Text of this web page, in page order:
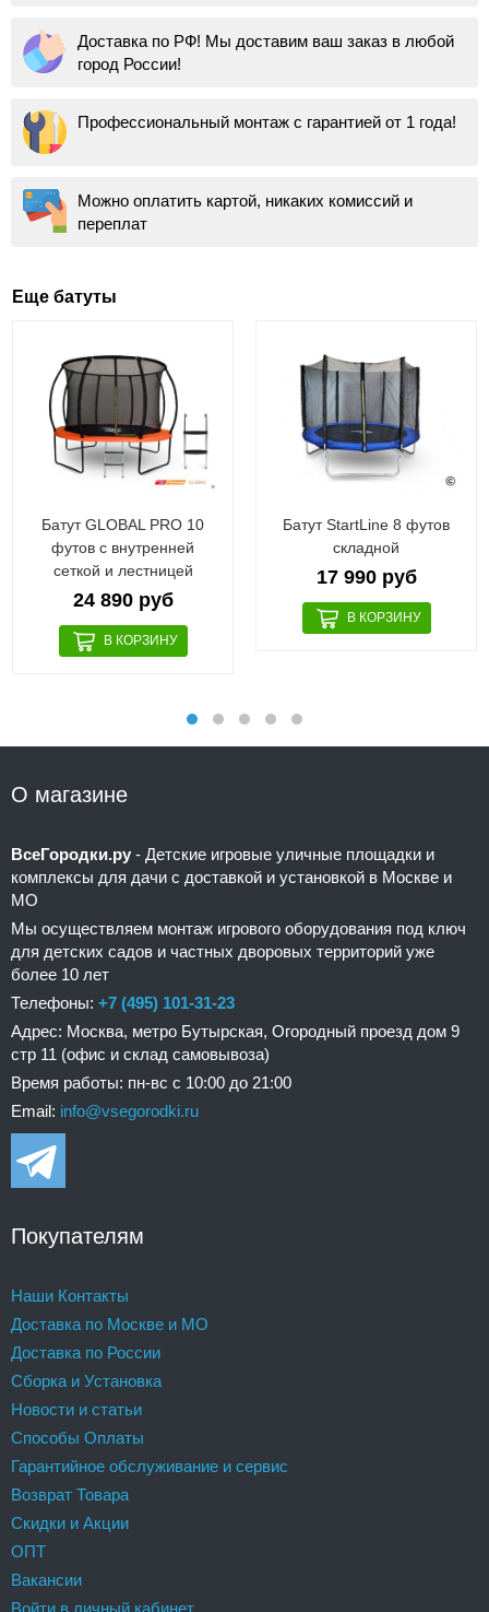
Доставка по РФ! Мы доставим ваш заказ в любой
город России!
Профессиональный монтаж с гарантией от 1 года!
Можно оплатить картой, никаких комиссий и
переплат
Еще батуты
Батут GLOBAL PRO 10
футов с внутренней
сеткой и лестницей
24 890 руб
Батут StartLine 8 футов
складной
17 990 руб
О магазине
ВсеГородки.ру - Детские игровые уличные площадки и
комплексы для дачи с доставкой и установкой в Москве и
МО
Мы осуществляем монтаж игрового оборудования под ключ
для детских садов и частных дворовых территорий уже
более 10 лет
Телефоны: +7 (495) 101-31-23
Адрес: Москва, метро Бутырская, Огородный проезд дом 9
стр 11 (офис и склад самовывоза)
Время работы: пн-вс с 10:00 до 21:00
Email: info@vsegorodki.ru
Покупателям
Наши Контакты
Доставка по Москве и МО
Доставка по России
Сборка и Установка
Новости и статьи
Способы Оплаты
Гарантийное обслуживание и сервис
Возврат Товара
Скидки и Акции
ОПТ
Вакансии
Войти в личный кабинет